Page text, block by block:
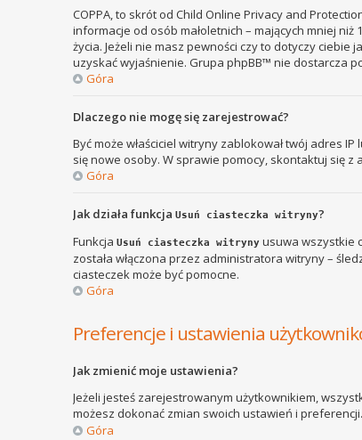
COPPA, to skrót od Child Online Privacy and
informacje od osób małoletnich – mających mniej
życia. Jeżeli nie masz pewności czy to dotyczy
uzyskać wyjaśnienie. Grupa phpBB™ nie dostarcza
Góra
Dlaczego nie mogę się zarejestrować?
Być może właściciel witryny zablokował twój adres
się nowe osoby. W sprawie pomocy, skontaktuj się z
Góra
Jak działa funkcja Usuń ciasteczka witryny?
Funkcja Usuń ciasteczka witryny usuwa wszystkie
została włączona przez administratora witryny –
ciasteczek może być pomocne.
Góra
Preferencje i ustawienia
Jak zmienić moje ustawienia?
Jeżeli jesteś zarejestrowanym użytkownikiem,
możesz dokonać zmian swoich ustawień i
Góra